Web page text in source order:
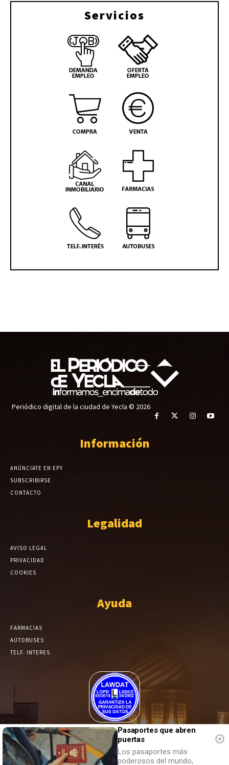
Servicios
Periódico digital de la ciudad de Yecla © 2026
Información
ANÚNCIATE EN EPY
SUBSCRIBIRSE
CONTACTO
Legalidad
AVISO LEGAL
PRIVACIDAD
COOKIES
Ayuda
FARMACIAS
AUTOBUSES
TELF. INTERES
El Periódico de Yecla alcanza un grado más de compromiso en el
tratamiento de sus datos.
Pasaportes que abren
puertas
Los pasaportes más
poderosos del mundo,